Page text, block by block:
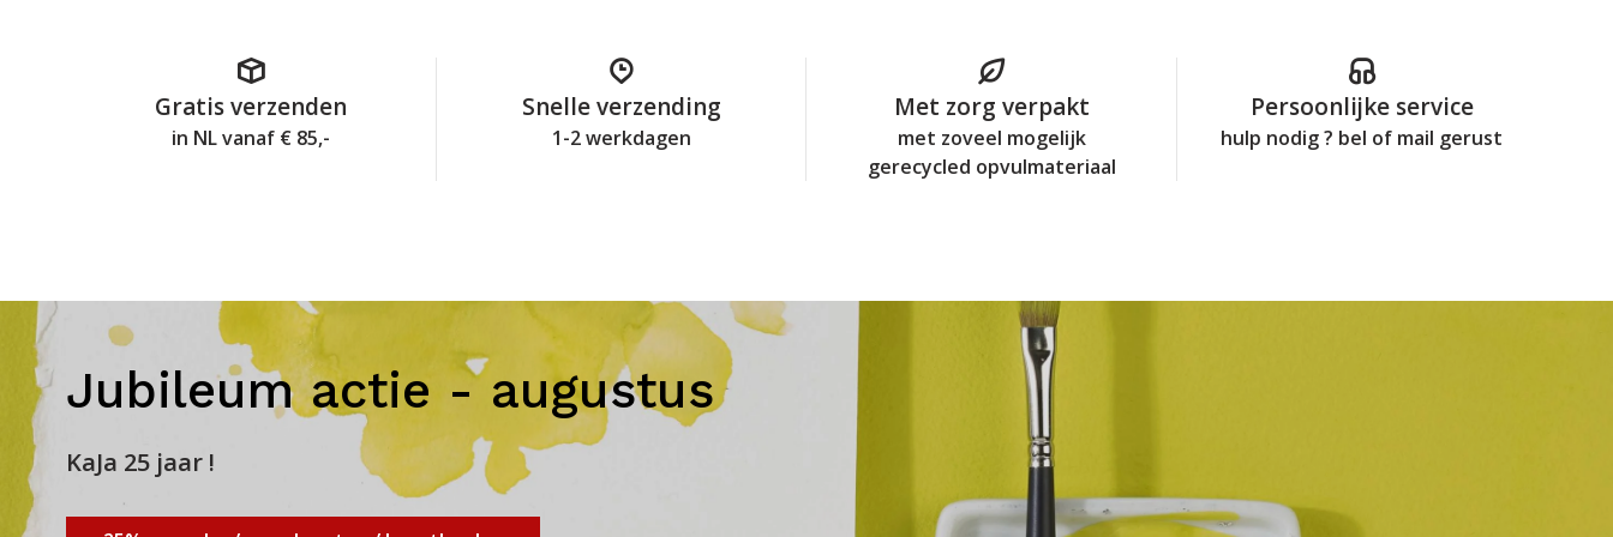
Gratis verzenden
in NL vanaf € 85,-
Snelle verzending
1-2 werkdagen
Met zorg verpakt
met zoveel mogelijk
gerecycled opvulmateriaal
Persoonlijke service
hulp nodig ? bel of mail gerust
Jubileum actie - augustus
KaJa 25 jaar !